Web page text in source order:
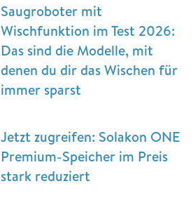
Saugroboter mit
Wischfunktion im Test 2026:
Das sind die Modelle, mit
denen du dir das Wischen für
immer sparst
Jetzt zugreifen: Solakon ONE
Premium-Speicher im Preis
stark reduziert